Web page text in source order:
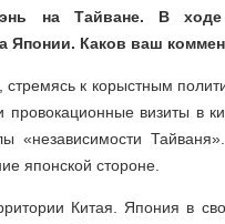
на Тайване. В ходе
Японии. Каков ваш
к корыстным
визиты в
«независимости
японской стороне.
Китая. Япония в